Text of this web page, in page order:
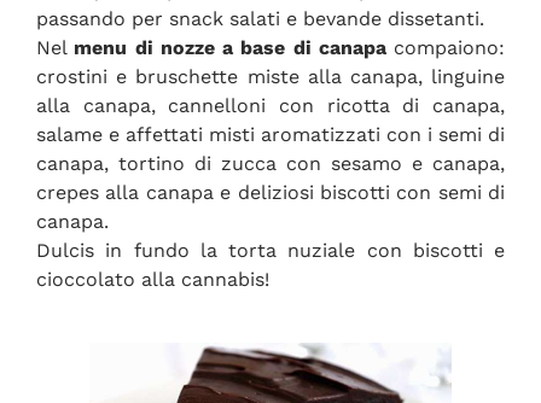
passando per snack salati e bevande dissetanti.
Nel menu di nozze a base di canapacompaiono:
crostini e bruschette miste alla canapa, linguine
alla canapa, cannelloni con ricotta di canapa,
salame e affettati misti aromatizzati con i semi di
canapa, tortino di zucca con sesamo e canapa,
crepes alla canapa e deliziosi biscotti con semi di
canapa.
Dulcis in fundo la torta nuziale con biscotti e
cioccolato alla cannabis!